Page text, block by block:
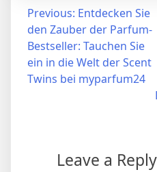
Post
navigation
Previous: Entdecken Sie
den Zauber der Parfum-
Bestseller: Tauchen Sie
ein in die Welt der Scent
Twins bei myparfum24
Leave a Reply